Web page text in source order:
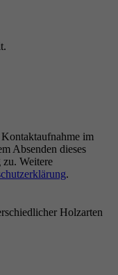
im
Absenden dieses
zu. Weitere
.